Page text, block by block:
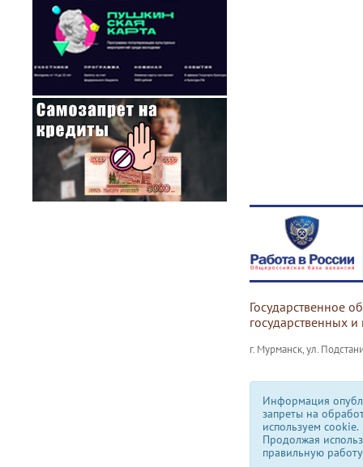
Государственное
государственных
г. Мурманск, ул.
Информация
запреты на
используем сookie.
Продолжая
правильную